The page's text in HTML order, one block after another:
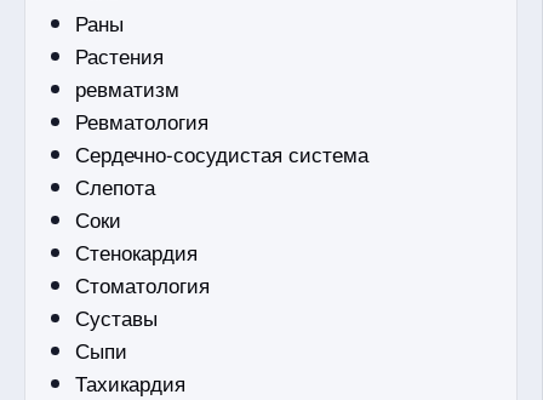
Раны
Растения
ревматизм
Ревматология
Сердечно-сосудистая система
Слепота
Соки
Стенокардия
Стоматология
Суставы
Сыпи
Тахикардия